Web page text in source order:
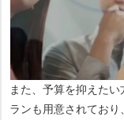
大の武器です。SEO
た印刷物、Web広告
を一本化して効率的
また、予算を抑えた
ランも用意されてお